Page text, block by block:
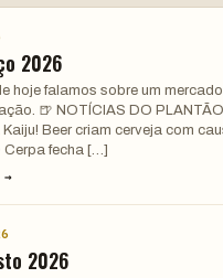
2026
hoje falamos sobre um
🍺 NOTÍCIAS DO
Kaiju! Beer criam cerveja com
Cerpa fecha […]
→
2026